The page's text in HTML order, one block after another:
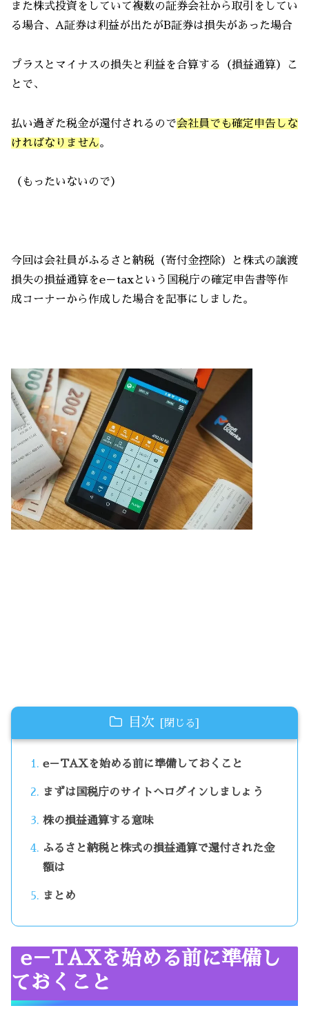
また株式投資をしていて複数の証券会社から取引をしてい
る場合、A証券は利益が出たがB証券は損失があった場合
プラスとマイナスの損失と利益を合算する（損益通算）こ
とで、
払い過ぎた税金が還付されるので会社員でも確定申告しな
ければなりません。
（もったいないので）
今回は会社員がふるさと納税（寄付金控除）と株式の譲渡
損失の損益通算をe－taxという国税庁の確定申告書等作
成コーナーから作成した場合を記事にしました。
目次
e－TAXを始める前に準備しておくこと
まずは国税庁のサイトへログインしましょう
株の損益通算する意味
ふるさと納税と株式の損益通算で還付された金
額は
まとめ
e－TAXを始める前に準備し
ておくこと